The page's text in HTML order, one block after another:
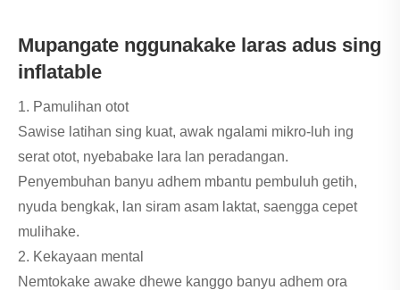
Mupangate nggunakake laras adus sing
inflatable
1. Pamulihan otot
Sawise latihan sing kuat, awak ngalami mikro-luh ing
serat otot, nyebabake lara lan peradangan.
Penyembuhan banyu adhem mbantu pembuluh getih,
nyuda bengkak, lan siram asam laktat, saengga cepet
mulihake.
2. Kekayaan mental
Nemtokake awake dhewe kanggo banyu adhem ora